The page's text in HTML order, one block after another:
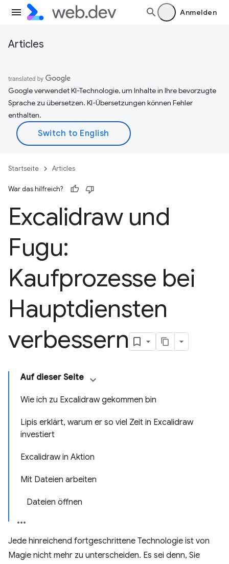
Anmelden
Articles
Google verwendet KI-Technologie, um Inhalte in Ihre bevorzugte
Sprache zu übersetzen. KI-Übersetzungen können Fehler
enthalten.
Startseite Articles
War das hilfreich?
Excalidraw und
Fugu:
Kaufprozesse bei
Hauptdiensten
verbessern
Auf dieser Seite
Wie ich zu Excalidraw gekommen bin
Lipis erklärt, warum er so viel Zeit in Excalidraw
investiert
Excalidraw in Aktion
Mit Dateien arbeiten
Dateien öffnen
Jede hinreichend fortgeschrittene Technologie ist von
Magie nicht mehr zu unterscheiden. Es sei denn, Sie